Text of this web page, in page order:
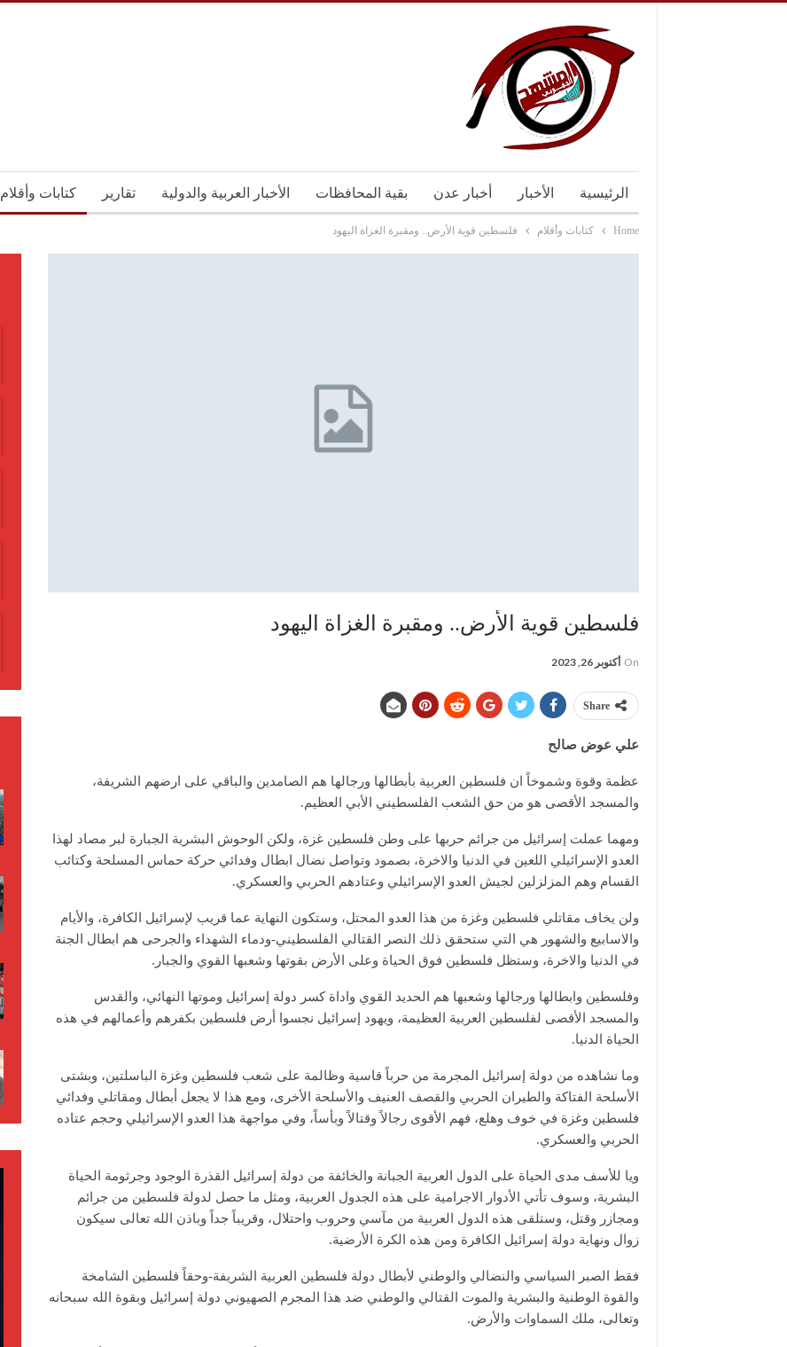
الرئيسية الأخبار أخبار عدن بقية المحافظات الأخبار العربية والدولية تقارير كتابات وأقلام
Home كتابات وأقلام فلسطين قوية الأرض.. ومقبرة الغزاة اليهود
فلسطين قوية الأرض.. ومقبرة الغزاة اليهود
On أكتوبر 26, 2023
Share
علي عوض صالح
عظمة وقوة وشموخاً ان فلسطين العربية بأبطالها ورجالها هم الصامدين والباقي على ارضهم الشريفة،
والمسجد الأقصى هو من حق الشعب الفلسطيني الأبي العظيم.
ومهما عملت إسرائيل من جرائم حربها على وطن فلسطين غزة، ولكن الوحوش البشرية الجبارة لبر مصاد لهذا
العدو الإسرائيلي اللعين في الدنيا والاخرة، بصمود وتواصل نضال ابطال وفدائي حركة حماس المسلحة وكتائب
القسام وهم المزلزلين لجيش العدو الإسرائيلي وعتادهم الحربي والعسكري.
ولن يخاف مقاتلي فلسطين وغزة من هذا العدو المحتل، وستكون النهاية عما قريب لإسرائيل الكافرة، والأيام
والاسابيع والشهور هي التي ستحقق ذلك النصر القتالي الفلسطيني-ودماء الشهداء والجرحى هم ابطال الجنة
في الدنيا والاخرة، وستظل فلسطين فوق الحياة وعلى الأرض بقوتها وشعبها القوي والجبار.
وفلسطين وابطالها ورجالها وشعبها هم الحديد القوي واداة كسر دولة إسرائيل وموتها النهائي، والقدس
والمسجد الأقصى لفلسطين العربية العظيمة، ويهود إسرائيل نجسوا أرض فلسطين بكفرهم وأعمالهم في هذه
الحياة الدنيا.
وما نشاهده من دولة إسرائيل المجرمة من حرباً قاسية وظالمة على شعب فلسطين وغزة الباسلتين، وبشتى
الأسلحة الفتاكة والطيران الحربي والقصف العنيف والأسلحة الأخرى، ومع هذا لا يجعل أبطال ومقاتلي وفدائي
فلسطين وغزة في خوف وهلع، فهم الأقوى رجالاً وقتالاً وبأساً، وفي مواجهة هذا العدو الإسرائيلي وحجم عتاده
الحربي والعسكري.
ويا للأسف مدى الحياة على الدول العربية الجبانة والخائفة من دولة إسرائيل القذرة الوجود وجرثومة الحياة
البشرية، وسوف تأتي الأدوار الاجرامية على هذه الجدول العربية، ومثل ما حصل لدولة فلسطين من جرائم
ومجازر وقتل، وستلقى هذه الدول العربية من مآسي وحروب واحتلال، وقريباً جداً وباذن الله تعالى سيكون
زوال ونهاية دولة إسرائيل الكافرة ومن هذه الكرة الأرضية.
فقط الصبر السياسي والنضالي والوطني لأبطال دولة فلسطين العربية الشريفة-وحقاً فلسطين الشامخة
والقوة الوطنية والبشرية والموت القتالي والوطني ضد هذا المجرم الصهيوني دولة إسرائيل وبقوة الله سبحانه
وتعالى، ملك السماوات والأرض.